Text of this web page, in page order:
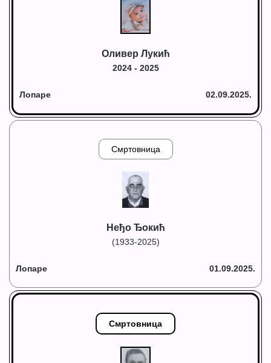
Оливер Лукић
2024 - 2025
Лопаре 02.09.2025.
Смртовница
Неђо Ђокић
(1933-2025)
Лопаре 01.09.2025.
Смртовница